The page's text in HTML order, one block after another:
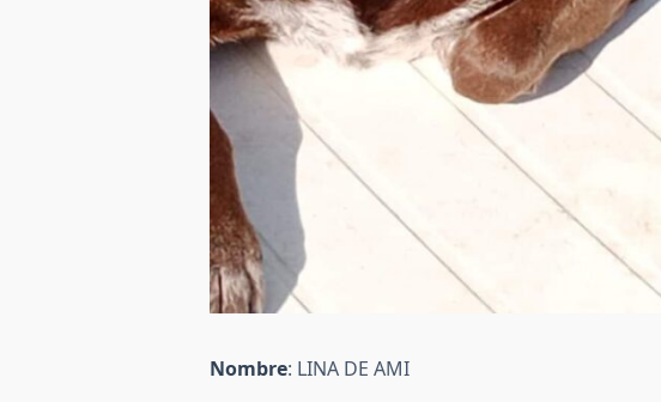
Nombre: LINA DE AMI